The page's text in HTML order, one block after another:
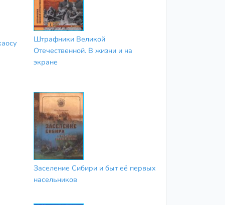
Штрафники Великой
Отечественной. В жизни и на
экране
Заселение Сибири и быт её первых
насельников